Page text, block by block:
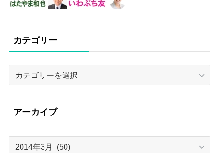
カテゴリー
リ
ー
アーカイブ